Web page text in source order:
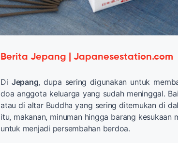
Berita Jepang | Japanesestation.com
Di Jepang, dupa sering digunakan untuk
doa anggota keluarga yang sudah meninggal.
atau di altar Buddha yang sering ditemukan di
itu, makanan, minuman hingga barang kesukaan
untuk menjadi persembahan berdoa.